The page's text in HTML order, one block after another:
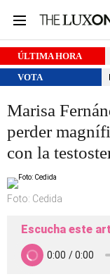
ÚLTIMA HORA
VOTA
Marisa
perder
con la
Foto: Cedida
Escucha este